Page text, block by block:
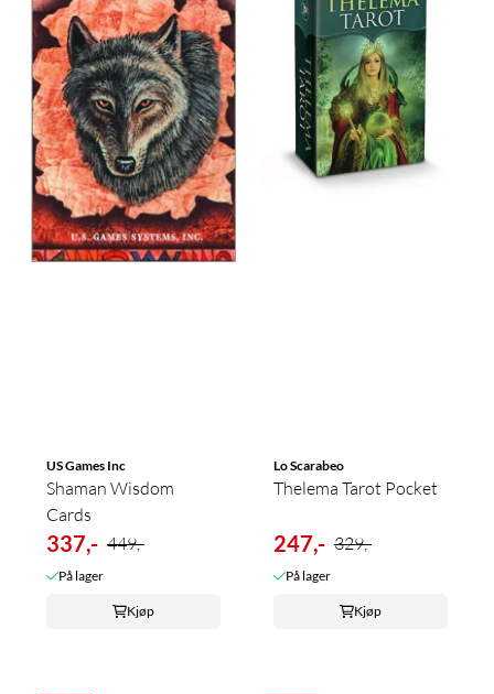
US Games Inc
Shaman Wisdom
Cards
337,- 449,-
På lager
Kjøp
Lo Scarabeo
Thelema Tarot Pocket
247,- 329,-
På lager
Kjøp